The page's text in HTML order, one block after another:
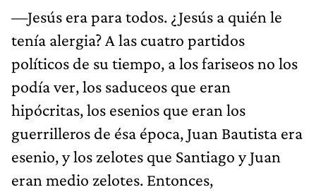
—Jesús era para todos. ¿Jesús a quién le
tenía alergia? A las cuatro partidos
políticos de su tiempo, a los fariseos no los
podía ver, los saduceos que eran
hipócritas, los esenios que eran los
guerrilleros de ésa época, Juan Bautista era
esenio, y los zelotes que Santiago y Juan
eran medio zelotes. Entonces,